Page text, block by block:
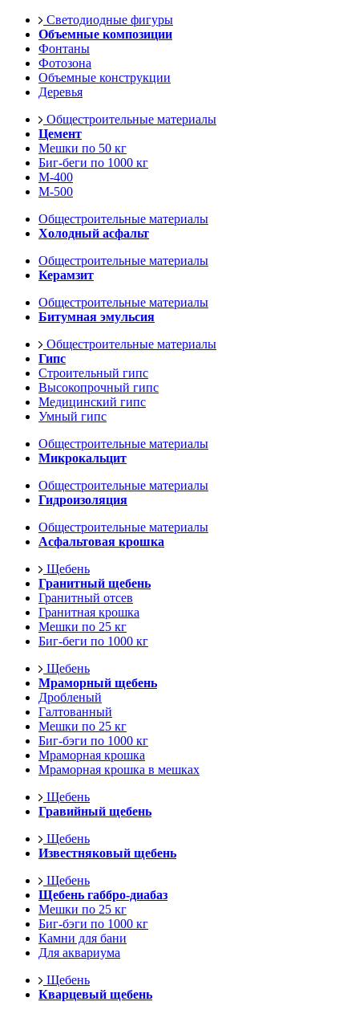
Светодиодные фигуры
Объемные композиции
Фонтаны
Фотозона
Объемные конструкции
Деревья
Общестроительные материалы
Цемент
Мешки по 50 кг
Биг-беги по 1000 кг
М-400
М-500
Общестроительные материалы
Холодный асфальт
Общестроительные материалы
Керамзит
Общестроительные материалы
Битумная эмульсия
Общестроительные материалы
Гипс
Строительный гипс
Высокопрочный гипс
Медицинский гипс
Умный гипс
Общестроительные материалы
Микрокальцит
Общестроительные материалы
Гидроизоляция
Общестроительные материалы
Асфальтовая крошка
Щебень
Гранитный щебень
Гранитный отсев
Гранитная крошка
Мешки по 25 кг
Биг-беги по 1000 кг
Щебень
Мраморный щебень
Дробленый
Галтованный
Мешки по 25 кг
Биг-бэги по 1000 кг
Мраморная крошка
Мраморная крошка в мешках
Щебень
Гравийный щебень
Щебень
Известняковый щебень
Щебень
Щебень габбро-диабаз
Мешки по 25 кг
Биг-бэги по 1000 кг
Камни для бани
Для аквариума
Щебень
Кварцевый щебень